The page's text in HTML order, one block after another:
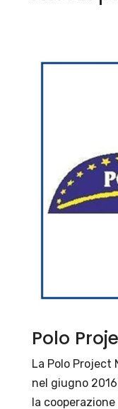
Polo
La Polo
nel giugno
la